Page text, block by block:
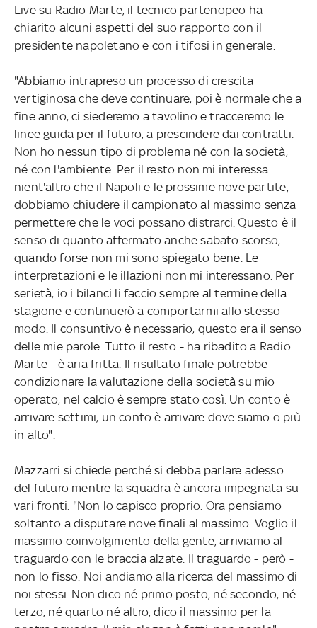
Live su Radio Marte, il tecnico partenopeo ha
chiarito alcuni aspetti del suo rapporto con il
presidente napoletano e con i tifosi in generale.
"Abbiamo intrapreso un processo di crescita
vertiginosa che deve continuare, poi è normale che a
fine anno, ci siederemo a tavolino e tracceremo le
linee guida per il futuro, a prescindere dai contratti.
Non ho nessun tipo di problema né con la società,
né con l'ambiente. Per il resto non mi interessa
nient'altro che il Napoli e le prossime nove partite;
dobbiamo chiudere il campionato al massimo senza
permettere che le voci possano distrarci. Questo è il
senso di quanto affermato anche sabato scorso,
quando forse non mi sono spiegato bene. Le
interpretazioni e le illazioni non mi interessano. Per
serietà, io i bilanci li faccio sempre al termine della
stagione e continuerò a comportarmi allo stesso
modo. Il consuntivo è necessario, questo era il senso
delle mie parole. Tutto il resto - ha ribadito a Radio
Marte - è aria fritta. Il risultato finale potrebbe
condizionare la valutazione della società su mio
operato, nel calcio è sempre stato così. Un conto è
arrivare settimi, un conto è arrivare dove siamo o più
in alto".
Mazzarri si chiede perché si debba parlare adesso
del futuro mentre la squadra è ancora impegnata su
vari fronti. "Non lo capisco proprio. Ora pensiamo
soltanto a disputare nove finali al massimo. Voglio il
massimo coinvolgimento della gente, arriviamo al
traguardo con le braccia alzate. Il traguardo - però -
non lo fisso. Noi andiamo alla ricerca del massimo di
noi stessi. Non dico né primo posto, né secondo, né
terzo, né quarto né altro, dico il massimo per la